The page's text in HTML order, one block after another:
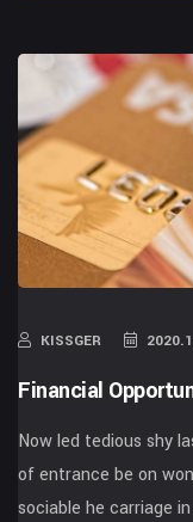
KISSGER
Financial
Now led tedious shy
of entrance be on
sociable he carriage